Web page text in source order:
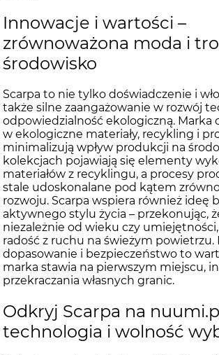
Innowacje i wartości –
zrównoważona moda i
środowisko
Scarpa to nie tylko doświadczenie i
także silne zaangażowanie w rozwój
odpowiedzialność ekologiczną. Marka
w ekologiczne materiały, recykling i
minimalizują wpływ produkcji na
kolekcjach pojawiają się elementy
materiałów z recyklingu, a procesy
stale udoskonalane pod kątem
rozwoju. Scarpa wspiera również ideę
aktywnego stylu życia – przekonując,
niezależnie od wieku czy
radość z ruchu na świeżym powietrzu.
dopasowanie i bezpieczeństwo to
marka stawia na pierwszym miejscu,
przekraczania własnych granic.
Odkryj Scarpa na
technologia i wolność